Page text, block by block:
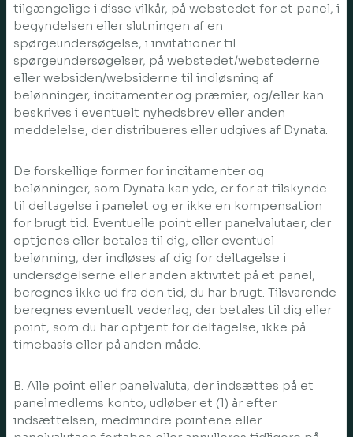
tilgængelige i disse vilkår, på webstedet for et panel, i
begyndelsen eller slutningen af en
spørgeundersøgelse, i invitationer til
spørgeundersøgelser, på webstedet/webstederne
eller websiden/websiderne til indløsning af
belønninger, incitamenter og præmier, og/eller kan
beskrives i eventuelt nyhedsbrev eller anden
meddelelse, der distribueres eller udgives af Dynata.
De forskellige former for incitamenter og
belønninger, som Dynata kan yde, er for at tilskynde
til deltagelse i panelet og er ikke en kompensation
for brugt tid. Eventuelle point eller panelvalutaer, der
optjenes eller betales til dig, eller eventuel
belønning, der indløses af dig for deltagelse i
undersøgelserne eller anden aktivitet på et panel,
beregnes ikke ud fra den tid, du har brugt. Tilsvarende
beregnes eventuelt vederlag, der betales til dig eller
point, som du har optjent for deltagelse, ikke på
timebasis eller på anden måde.
B. Alle point eller panelvaluta, der indsættes på et
panelmedlems konto, udløber et (1) år efter
indsættelsen, medmindre pointene eller